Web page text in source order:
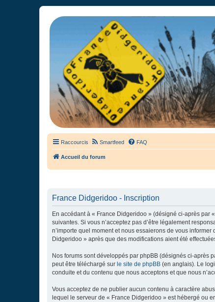
France Didgeridoo
Didgeridoo et Guimbarde sur France Didgeridoo - retrouvez la
Raccourcis Smartfeed FAQ
Accueil du forum
France Didgeridoo - Inscription
En accédant à « France Didgeridoo » (désigné ci-après par
suivantes. Si vous n’acceptez pas d’être légalement
n’importe quel moment et nous essaierons de vous
Didgeridoo » après que des modifications aient été
Nos forums sont développés par phpBB (désignés ci-après
peut être téléchargé sur le site de phpBB (en anglais). Le
conduite et du contenu que nous acceptons et que nous
Vous acceptez de ne publier aucun contenu à caractère
lequel le serveur de « France Didgeridoo » est hébergé ou